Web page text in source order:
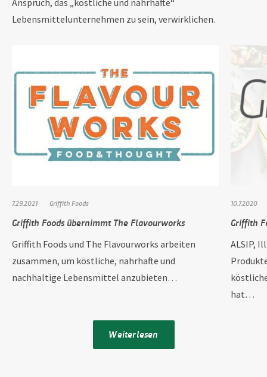
Anspruch, das „köstliche und nahrhafte“
Lebensmittelunternehmen zu sein, verwirklichen.
7.29.2021 Griffith Foods
Griffith Foods übernimmt The Flavourworks
Griffith Foods und The Flavourworks arbeiten
zusammen, um köstliche, nahrhafte und
nachhaltige Lebensmittel anzubieten…
10.7.2020
Griffith
ALSIP,
hat…
Weiterlesen